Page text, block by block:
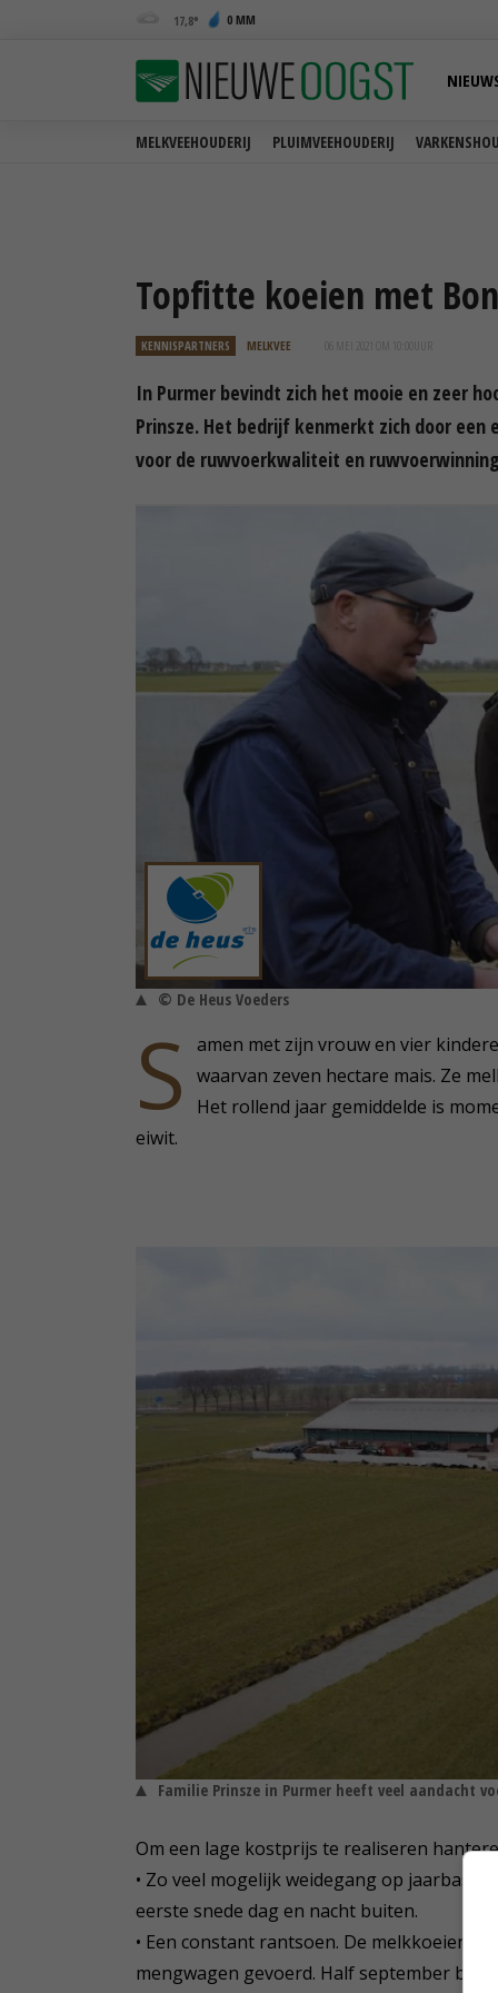
17,8 0 MM
MELKVEEHOUDERIJ PLUIMVEEHOUDERIJ
Topfitte koeien met
KENNISPARTNERS MELKVEE 06 MEI 2021 OM 10:00
In Purmer bevindt zich het mooie en zeer
Prinsze. Het bedrijf kenmerkt zich door
voor de ruwvoerkwaliteit en
© De Heus Voeders
S
amen met zijn vrouw en vier
waarvan zeven hectare mais. Ze
Het rollend jaar gemiddelde is
eiwit.
Familie Prinsze in Purmer heeft veel aandacht
Om een lage kostprijs te realiseren
• Zo veel mogelijk weidegang op
eerste snede dag en nacht buiten.
• Een constant rantsoen. De melkkoeien,
mengwagen gevoerd. Half september